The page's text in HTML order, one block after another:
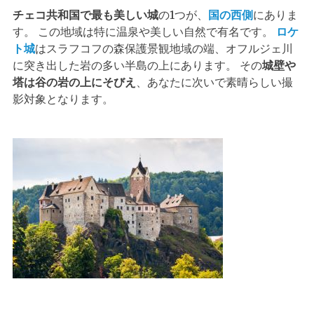
チェコ共和国で最も美しい城の1つが、 国の西側にありま
す。 この地域は特に温泉や美しい自然で有名です。
ロケ
ト城はスラフコフの森保護景観地域の端、オフルジェ川
に突き出した岩の多い半島の上にあります。 その城壁や
塔は谷の岩の上にそびえ 、あなたに次いで素晴らしい撮
影対象となります。